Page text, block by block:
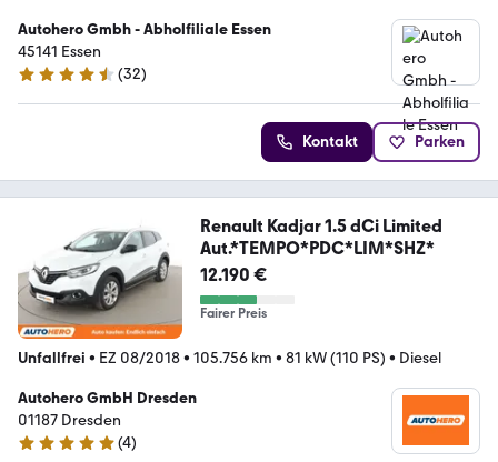
Autohero Gmbh - Abholfiliale Essen
45141 Essen
4.7 Sterne
(32)
Kontakt Parken
Renault Kadjar 1.5 dCi Limited
Aut.*TEMPO*PDC*LIM*SHZ*
12.190 €
Fairer Preis
Unfallfrei • EZ 08/2018• 105.756 km • 81 kW (110 PS) • Diesel
Autohero GmbH Dresden
01187 Dresden
5 Sterne
(4)